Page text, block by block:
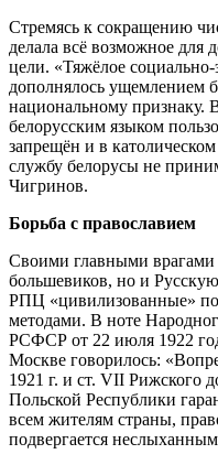
Стремясь к сокращению
делала всё возможное для
цели. «Тяжёлое
дополнялось ущемлением
национальному признаку.
белорусским языком
запрещён и в
службу белорусы не
Чигринов.
Борьба с православием
Своими главными врагами
большевиков, но и
РПЦ «цивилизованные»
методами. В ноте
РСФСР от 22 июля 1922
Москве говорилось:
1921 г. и ст. VII Рижского
Польской Республики
всем жителям страны,
подвергается